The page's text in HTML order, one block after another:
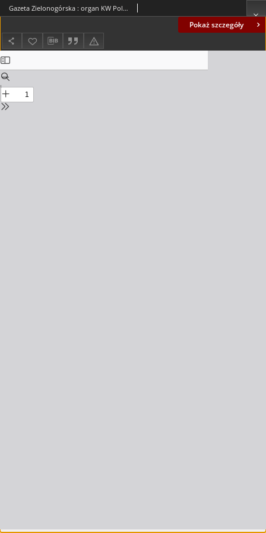
Pokaż szczegóły
Gazeta Zielonogórska : organ KW Polskiej Zjednoczonej Partii Robotniczej R. XIX Nr 60 (12 marca 1970). - Wyd. A